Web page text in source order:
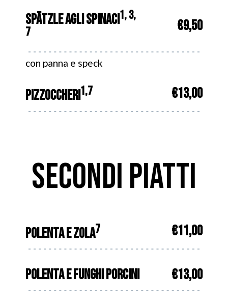
SPÄTZLE AGLI SPINACI1, 3,
7
€9,50
con panna e speck
PIZZOCCHERI1,7 €13,00
SECONDI PIATTI
POLENTA E ZOLA7 €11,00
POLENTA E FUNGHI PORCINI €13,00